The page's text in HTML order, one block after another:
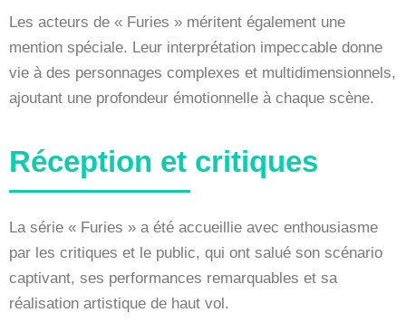
Les acteurs de « Furies » méritent également une
mention spéciale. Leur interprétation impeccable donne
vie à des personnages complexes et multidimensionnels,
ajoutant une profondeur émotionnelle à chaque scène.
Réception et critiques
La série « Furies » a été accueillie avec enthousiasme
par les critiques et le public, qui ont salué son scénario
captivant, ses performances remarquables et sa
réalisation artistique de haut vol.